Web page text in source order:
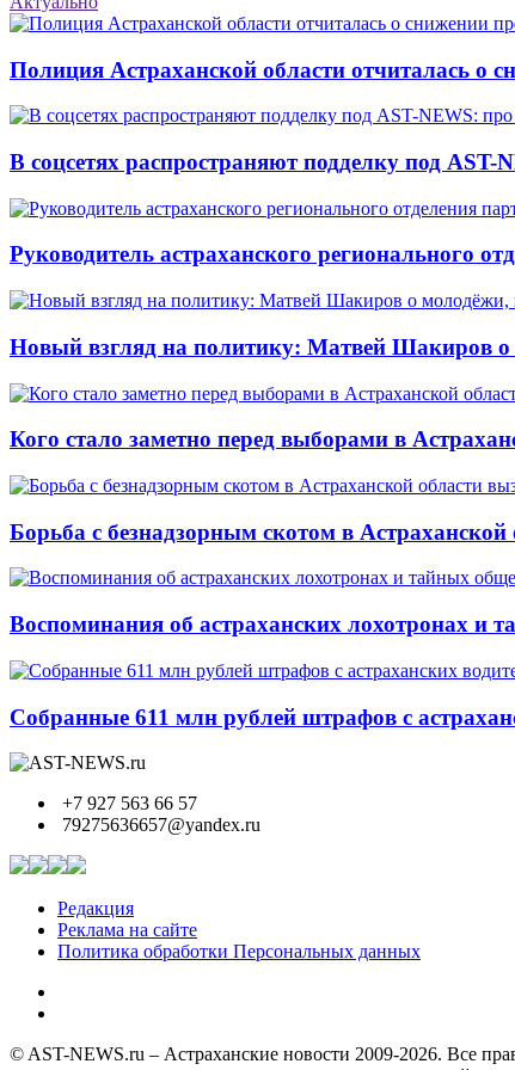
Полиция Астраханской области отчиталась о
В соцсетях распространяют подделку под
Руководитель астраханского регионального
Новый взгляд на политику: Матвей Шакиров о
Кого стало заметно перед выборами в
Борьба с безнадзорным скотом в
Воспоминания об астраханских лохотронах и
Собранные 611 млн рублей штрафов с
+7 927 563 66 57
79275636657@yandex.ru
Редакция
Реклама на сайте
Политика обработки Персональных данных
© AST-NEWS.ru – Астраханские новости 2009-2026. Все